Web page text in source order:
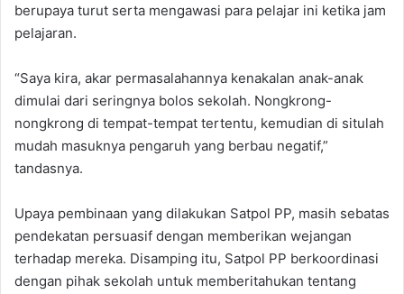
berupaya turut serta mengawasi para pelajar ini ketika jam
pelajaran.
“Saya kira, akar permasalahannya kenakalan anak-anak
dimulai dari seringnya bolos sekolah. Nongkrong-
nongkrong di tempat-tempat tertentu, kemudian di situlah
mudah masuknya pengaruh yang berbau negatif,”
tandasnya.
Upaya pembinaan yang dilakukan Satpol PP, masih sebatas
pendekatan persuasif dengan memberikan wejangan
terhadap mereka. Disamping itu, Satpol PP berkoordinasi
dengan pihak sekolah untuk memberitahukan tentang